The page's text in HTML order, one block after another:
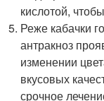
кислотой,
Реже кабачки
антракноз
изменении
вкусовых
срочное